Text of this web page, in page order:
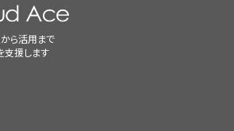
ら活用まで
支援します